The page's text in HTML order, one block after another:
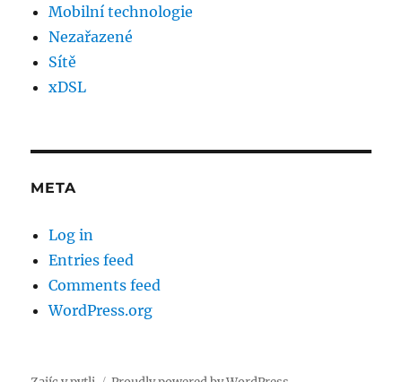
Mobilní technologie
Nezařazené
Sítě
xDSL
META
Log in
Entries feed
Comments feed
WordPress.org